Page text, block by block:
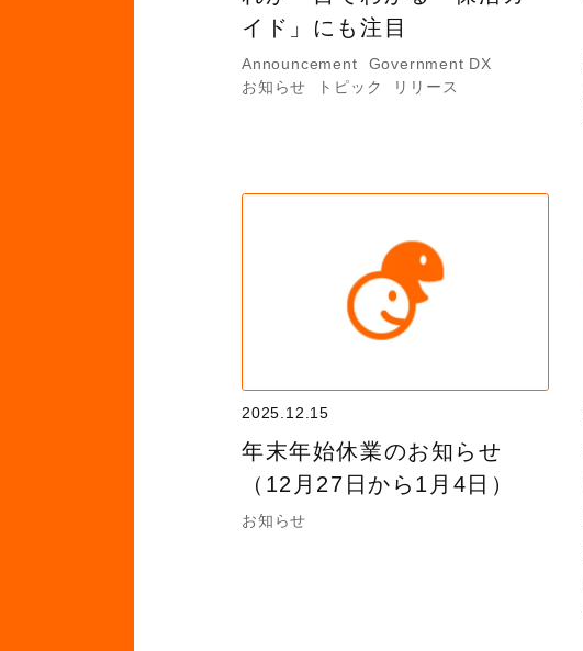
イド」にも注目
Announcement
Government DX
お知らせ
トピック リリース
2025.12.15
年末年始休業のお知らせ
（12月27日から1月4日）
お知らせ